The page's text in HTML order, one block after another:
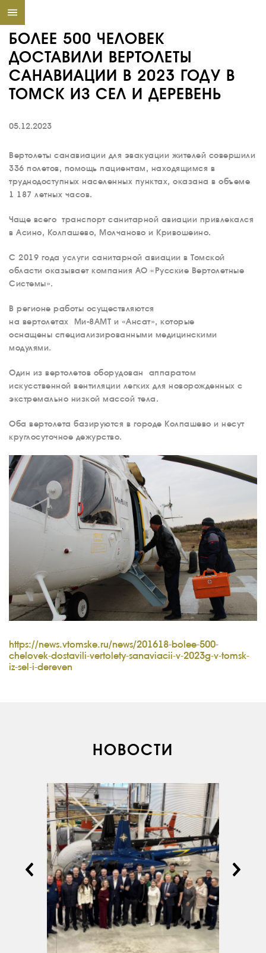
ДОКУМЕНТЫ
КОМПАНИИ
АВИАПАРК
СЕРВИС
ИНФРАСТРУКТУРА
ОБУЧЕНИЕ
ИНСТРУКТОРЫ
ПРОДАЖА
БОЛЕЕ 500 ЧЕЛОВЕК
ДОСТАВИЛИ ВЕРТОЛЕТЫ
САНАВИАЦИИ В 2023 ГОДУ В
ТОМСК ИЗ СЕЛ И ДЕРЕВЕНЬ
05.12.2023
Вертолеты санавиации для эвакуации жителей совершили
336 полетов, помощь пациентам, находящимся в
труднодоступных населенных пунктах, оказана в объеме
1 187 летных часов.
Чаще всего транспорт санитарной авиации привлекался
в Асино, Колпашево, Молчаново и Кривошеино.
С 2019 года услуги санитарной авиации в Томской
области оказывает компания АО «Русские Вертолетные
Системы».
В регионе работы осуществляются
на вертолетах Ми-8АМТ и «Ансат», которые
оснащены специализированными медицинскими
модулями.
Один из вертолетов оборудован аппаратом
искусственной вентиляции легких для новорожденных с
экстремально низкой массой тела.
Оба вертолета базируются в городе Колпашево и несут
круглосуточное дежурство.
https://news.vtomske.ru/news/201618-bolee-500-
chelovek-dostavili-vertolety-sanaviacii-v-2023g-v-tomsk-
iz-sel-i-dereven
НОВОСТИ